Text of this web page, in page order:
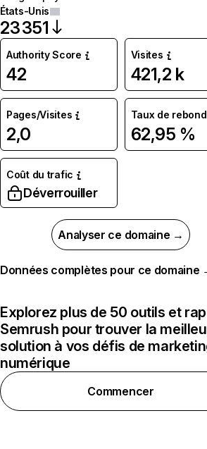
États-Unis
23 351
Authority Score
42
Visites
421,2 k
Pages/Visites
2,0
Taux de rebond
62,95 %
Coût du trafic
Déverrouiller
Analyser ce domaine →
Données complètes pour ce domaine
Explorez plus de 50 outils et
Semrush pour trouver la
solution à vos défis de
numérique
Commencer